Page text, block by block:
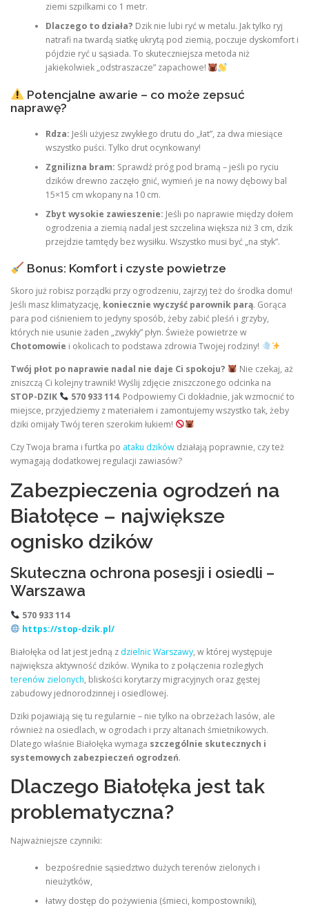
ziemi szpilkami co 1 metr.
Dlaczego to działa? Dzik nie lubi ryć w metalu. Jak tylko ryj
natrafi na twardą siatkę ukrytą pod ziemią, poczuje dyskomfort i
pójdzie ryć u sąsiada. To skuteczniejsza metoda niż
jakiekolwiek „odstraszacze” zapachowe!
Potencjalne awarie – co może zepsuć
naprawę?
Rdza: Jeśli użyjesz zwykłego drutu do „łat”, za dwa miesiące
wszystko puści. Tylko drut ocynkowany!
Zgnilizna bram: Sprawdź próg pod bramą – jeśli po ryciu
dzików drewno zaczęło gnić, wymień je na nowy dębowy bal
15×15 cm wkopany na 10 cm.
Zbyt wysokie zawieszenie: Jeśli po naprawie między dołem
ogrodzenia a ziemią nadal jest szczelina większa niż 3 cm, dzik
przejdzie tamtędy bez wysiłku. Wszystko musi być „na styk”.
Bonus: Komfort i czyste powietrze
Skoro już robisz porządki przy ogrodzeniu, zajrzyj też do środka domu!
Jeśli masz klimatyzację, koniecznie wyczyść parownik parą. Gorąca
para pod ciśnieniem to jedyny sposób, żeby zabić pleśń i grzyby,
których nie usunie żaden „zwykły” płyn. Świeże powietrze w
Chotomowie i okolicach to podstawa zdrowia Twojej rodziny!
Twój płot po naprawie nadal nie daje Ci spokoju?
Nie czekaj, aż
zniszczą Ci kolejny trawnik! Wyślij zdjęcie zniszczonego odcinka na
STOP-DZIK
570 933 114. Podpowiemy Ci dokładnie, jak wzmocnić to
miejsce, przyjedziemy z materiałem i zamontujemy wszystko tak, żeby
dziki omijały Twój teren szerokim łukiem!
Czy Twoja brama i furtka po ataku dzików działają poprawnie, czy też
wymagają dodatkowej regulacji zawiasów?
Zabezpieczenia ogrodzeń na
Białołęce – największe
ognisko dzików
Skuteczna ochrona posesji i osiedli –
Warszawa
570 933 114
https://stop-dzik.pl/
Białołęka od lat jest jedną z dzielnic Warszawy, w której występuje
największa aktywność dzików. Wynika to z połączenia rozległych
terenów zielonych, bliskości korytarzy migracyjnych oraz gęstej
zabudowy jednorodzinnej i osiedlowej.
Dziki pojawiają się tu regularnie – nie tylko na obrzeżach lasów, ale
również na osiedlach, w ogrodach i przy altanach śmietnikowych.
Dlatego właśnie Białołęka wymaga szczególnie skutecznych i
systemowych zabezpieczeń ogrodzeń.
Dlaczego Białołęka jest tak
problematyczna?
Najważniejsze czynniki:
bezpośrednie sąsiedztwo dużych terenów zielonych i
nieużytków,
łatwy dostęp do pożywienia (śmieci, kompostowniki),